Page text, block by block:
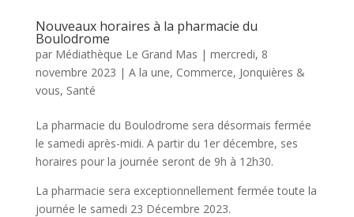
Nouveaux horaires à la pharmacie du
Boulodrome
par Médiathèque Le Grand Mas | mercredi, 8
novembre 2023 | A la une, Commerce, Jonquières &
vous, Santé
La pharmacie du Boulodrome sera désormais fermée
le samedi après-midi. A partir du 1er décembre, ses
horaires pour la journée seront de 9h à 12h30.
La pharmacie sera exceptionnellement fermée toute la
journée le samedi 23 Décembre 2023.